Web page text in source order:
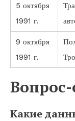
5 октября
1991 г.
9 октября
1991 г.
Вопрос-
Какие